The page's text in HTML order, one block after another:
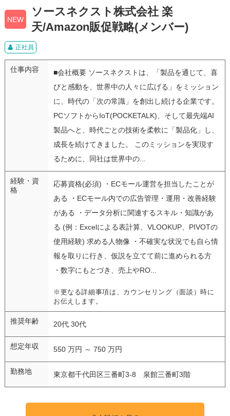
NEW
ソースネクスト株式会社 楽
天/Amazon販促戦略(メンバー)
正社員
仕事内容
■会社概要 ソースネクストは、「製品を通じて、喜
びと感動を、世界中の人々に広げる」をミッション
に、時代の「次の常識」を創出し続ける企業です。
PCソフトからIoT(POCKETALK)、そして最先端AI
製品へと、時代ごとの技術を柔軟に「製品化」し、
成長を続けてきました。 このミッションを実現す
るために、同社は世界中の...
経験・資
格
応募資格(必須) ・ECモール運営を担当したことが
ある ・ECモール内での広告管理・運用・改善経験
がある ・データ分析に関連するスキル・知識があ
る (例：Excelによる表計算、VLOOKUP、PIVOTの
使用経験) 求める人物像 ・不確実な状況でも自ら情
報を取りに行き、仮説を立てて前に進められる方
・数字にもとづき、売上やRO...
※更なる詳細事項は、カウンセリング（面談）時に
お伝えします。
推奨年齢 20代 30代
想定年収 550 万円 ～ 750 万円
勤務地 東京都千代田区三番町3-8 泉館三番町3階